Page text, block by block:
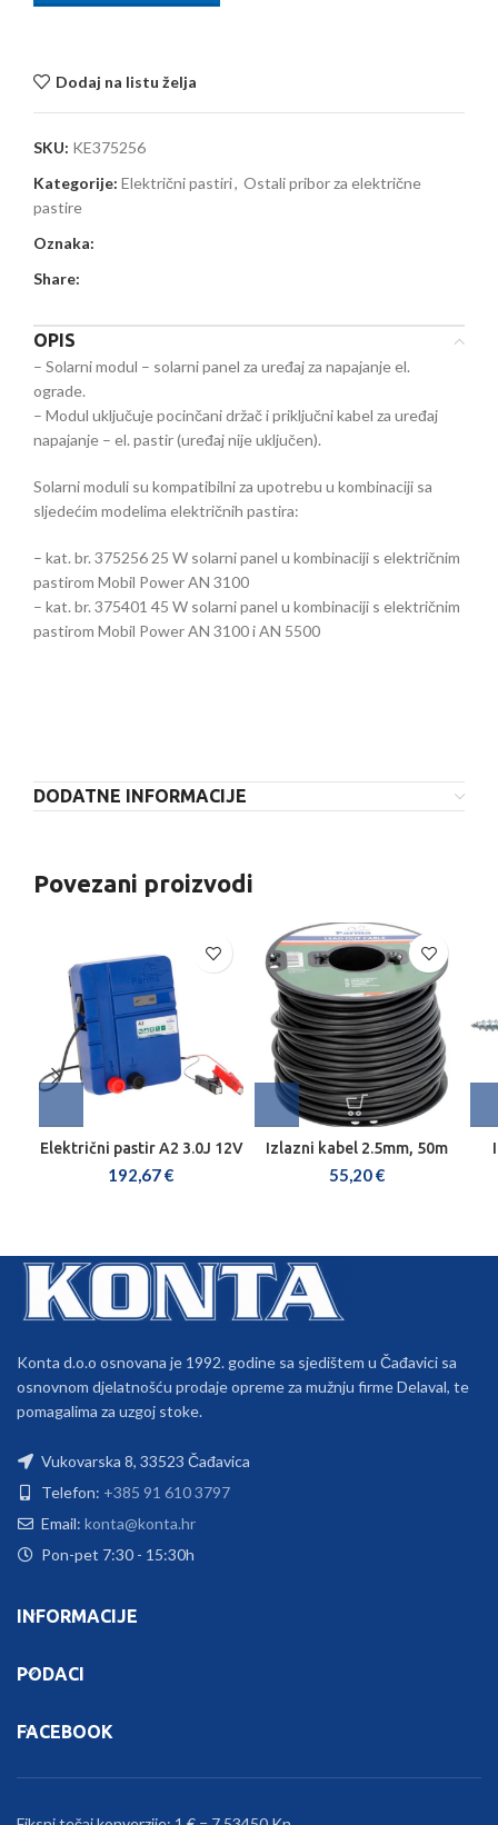
Dodaj na listu želja
SKU: KE375256
Kategorije: Električni pastiri, Ostali pribor za električne
pastire
Oznaka:
Share:
OPIS
– Solarni modul – solarni panel za uređaj za napajanje el.
ograde.
– Modul uključuje pocinčani držač i priključni kabel za uređaj
napajanje – el. pastir (uređaj nije uključen).
Solarni moduli su kompatibilni za upotrebu u kombinaciji sa
sljedećim modelima električnih pastira:
– kat. br. 375256 25 W solarni panel u kombinaciji s električnim
pastirom Mobil Power AN 3100
– kat. br. 375401 45 W solarni panel u kombinaciji s električnim
pastirom Mobil Power AN 3100 i AN 5500
DODATNE INFORMACIJE
Povezani proizvodi
Električni pastir A2 3.0J 12V
192,67€
Izlazni kabel 2.5mm, 50m
55,20€
Konta d.o.o osnovana je 1992. godine sa sjedištem u Čađavici sa
osnovnom djelatnošću prodaje opreme za mužnju firme Delaval, te
pomagalima za uzgoj stoke.
Vukovarska 8, 33523 Čađavica
Telefon: +385 91 610 3797
Email: konta@konta.hr
Pon-pet 7:30 - 15:30h
INFORMACIJE
PODACI
FACEBOOK